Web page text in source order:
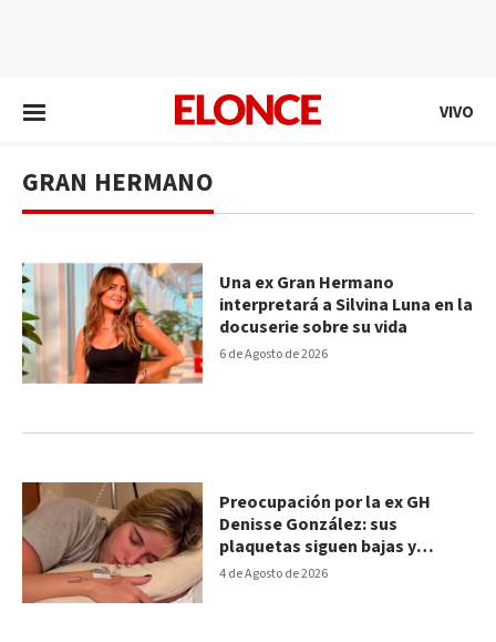
VIVO
GRAN HERMANO
6 de Agosto de 2026
Una ex Gran Hermano
interpretará a Silvina Luna en la
docuserie sobre su vida
4 de Agosto de 2026
Preocupación por la ex GH
Denisse González: sus
plaquetas siguen bajas y
evalúan estudio de médula